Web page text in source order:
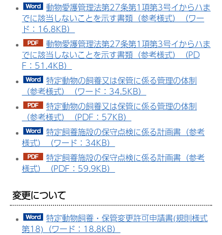
動物愛護管理法第27条第1項第3号イからハま
でに該当しないことを示す書類（参考様式）（ワー
ド：16.8KB）
動物愛護管理法第27条第1項第3号イからハま
でに該当しないことを示す書類（参考様式）（PD
F：51.4KB）
特定動物の飼養又は保管に係る管理の体制
（参考様式）（ワード：34.5KB）
特定動物の飼養又は保管に係る管理の体制
（参考様式）（PDF：57KB）
特定飼養施設の保守点検に係る計画書（参考
様式）（ワード：34KB）
特定飼養施設の保守点検に係る計画書（参考
様式）（PDF：59.9KB）
変更について
特定動物飼養・保管変更許可申請書(規則様式
第18)（ワード：18.8KB）